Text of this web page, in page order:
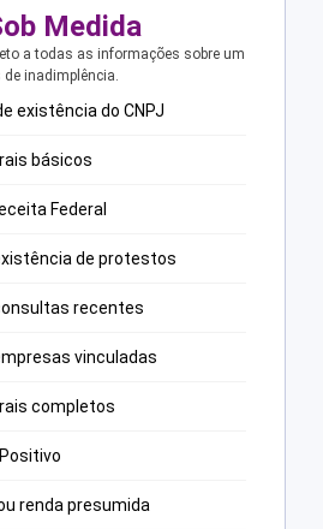
Medida
a todas as informações sobre um
de inadimplência.
existência do CNPJ
básicos
Federal
de protestos
recentes
vinculadas
completos
renda presumida